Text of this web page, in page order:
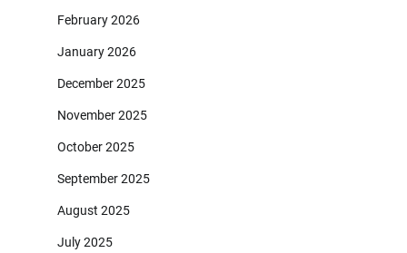
February 2026
January 2026
December 2025
November 2025
October 2025
September 2025
August 2025
July 2025